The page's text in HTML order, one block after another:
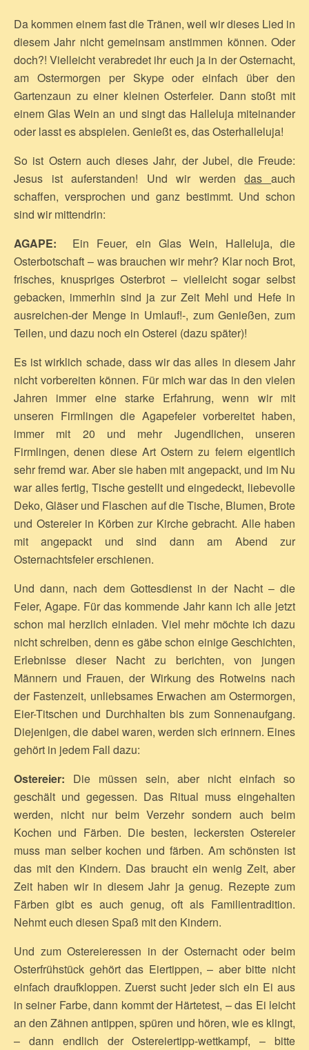
Da kommen einem fast die Tränen, weil wir dieses Lied in
diesem Jahr nicht gemeinsam anstimmen können. Oder
doch?! Vielleicht verabredet ihr euch ja in der Osternacht,
am Ostermorgen per Skype oder einfach über den
Gartenzaun zu einer kleinen Osterfeier. Dann stoßt mit
einem Glas Wein an und singt das Halleluja miteinander
oder lasst es abspielen. Genießt es, das Osterhalleluja!
So ist Ostern auch dieses Jahr, der Jubel, die Freude:
Jesus ist auferstanden! Und wir werdendasauch
schaffen, versprochen und ganz bestimmt. Und schon
sind wir mittendrin:
AGAPE: Ein Feuer, ein Glas Wein, Halleluja, die
Osterbotschaft – was brauchen wir mehr? Klar noch Brot,
frisches, knuspriges Osterbrot – vielleicht sogar selbst
gebacken, immerhin sind ja zur Zeit Mehl und Hefe in
ausreichen-der Menge in Umlauf!-, zum Genießen, zum
Teilen, und dazu noch ein Osterei (dazu später)!
Es ist wirklich schade, dass wir das alles in diesem Jahr
nicht vorbereiten können. Für mich war das in den vielen
Jahren immer eine starke Erfahrung, wenn wir mit
unseren Firmlingen die Agapefeier vorbereitet haben,
immer mit 20 und mehr Jugendlichen, unseren
Firmlingen, denen diese Art Ostern zu feiern eigentlich
sehr fremd war. Aber sie haben mit angepackt, und im Nu
war alles fertig, Tische gestellt und eingedeckt, liebevolle
Deko, Gläser und Flaschen auf die Tische, Blumen, Brote
und Ostereier in Körben zur Kirche gebracht. Alle haben
mit angepackt und sind dann am Abend zur
Osternachtsfeier erschienen.
Und dann, nach dem Gottesdienst in der Nacht – die
Feier, Agape. Für das kommende Jahr kann ich alle jetzt
schon mal herzlich einladen. Viel mehr möchte ich dazu
nicht schreiben, denn es gäbe schon einige Geschichten,
Erlebnisse dieser Nacht zu berichten, von jungen
Männern und Frauen, der Wirkung des Rotweins nach
der Fastenzeit, unliebsames Erwachen am Ostermorgen,
Eier-Titschen und Durchhalten bis zum Sonnenaufgang.
Diejenigen, die dabei waren, werden sich erinnern. Eines
gehört in jedem Fall dazu:
Ostereier: Die müssen sein, aber nicht einfach so
geschält und gegessen. Das Ritual muss eingehalten
werden, nicht nur beim Verzehr sondern auch beim
Kochen und Färben. Die besten, leckersten Ostereier
muss man selber kochen und färben. Am schönsten ist
das mit den Kindern. Das braucht ein wenig Zeit, aber
Zeit haben wir in diesem Jahr ja genug. Rezepte zum
Färben gibt es auch genug, oft als Familientradition.
Nehmt euch diesen Spaß mit den Kindern.
Und zum Ostereieressen in der Osternacht oder beim
Osterfrühstück gehört das Eiertippen, – aber bitte nicht
einfach draufkloppen. Zuerst sucht jeder sich ein Ei aus
in seiner Farbe, dann kommt der Härtetest, – das Ei leicht
an den Zähnen antippen, spüren und hören, wie es klingt,
– dann endlich der Ostereiertipp-wettkampf, – bitte